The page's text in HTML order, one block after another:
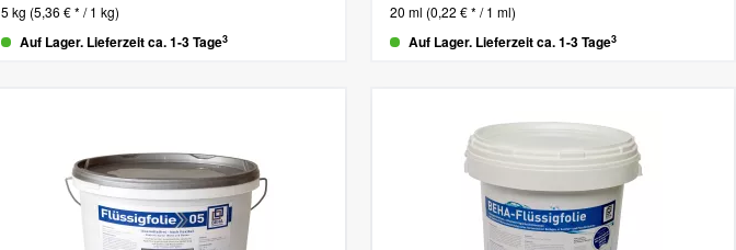
5 kg (5,36 € * / 1 kg)
Auf Lager. Lieferzeit ca. 1-3 Tage3
20 ml (0,22 € * / 1 ml)
Auf Lager. Lieferzeit ca. 1-3 Tage3